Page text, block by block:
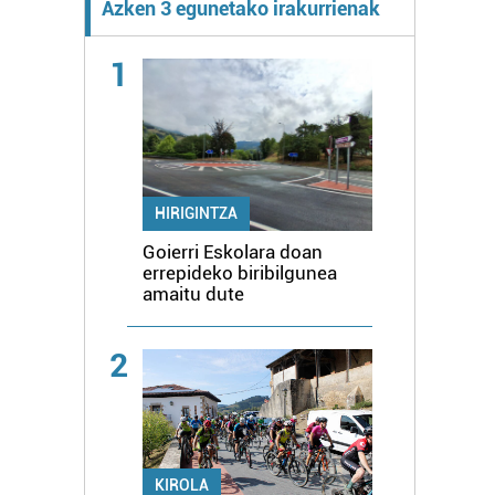
Azken 3 egunetako irakurrienak
1
HIRIGINTZA
Goierri Eskolara doan
errepideko biribilgunea
amaitu dute
2
KIROLA